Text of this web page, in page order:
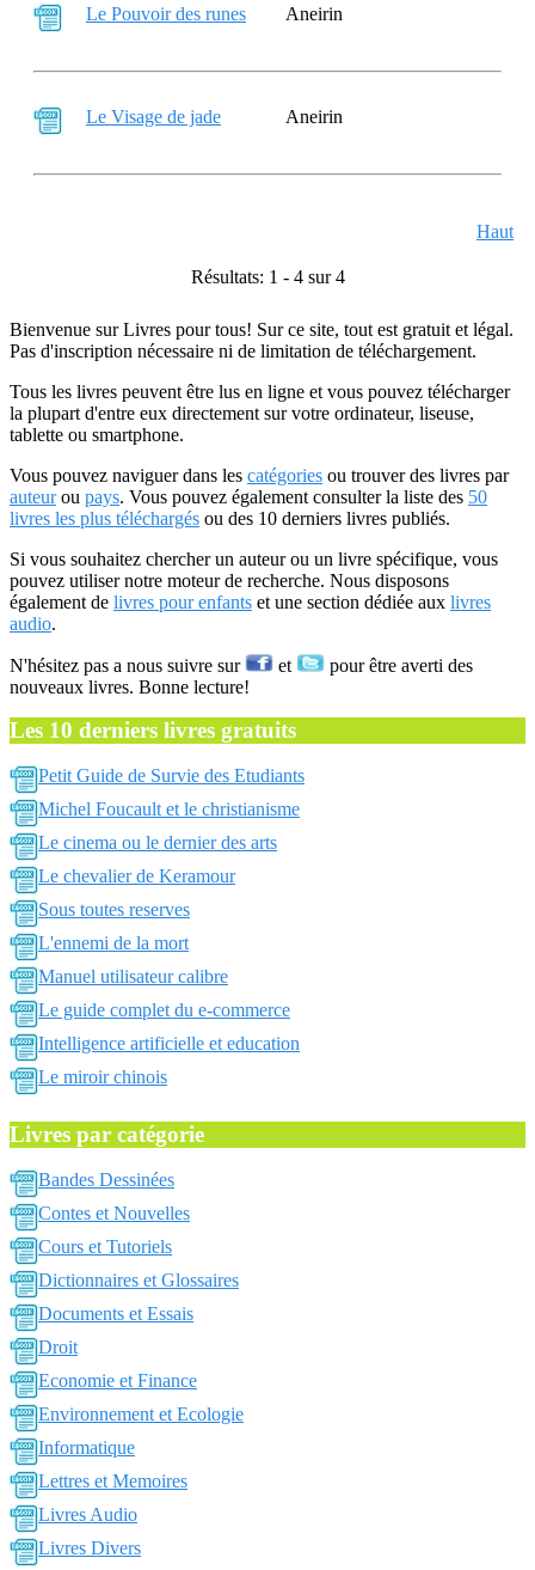
Le Pouvoir des runes Aneirin
Le Visage de jade Aneirin
Haut
Résultats: 1 - 4 sur 4
Bienvenue sur Livres pour tous! Sur ce site, tout est gratuit et légal.
Pas d'inscription nécessaire ni de limitation de téléchargement.
Tous les livres peuvent être lus en ligne et vous pouvez télécharger
la plupart d'entre eux directement sur votre ordinateur, liseuse,
tablette ou smartphone.
Vous pouvez naviguer dans les catégories ou trouver des livres par
auteurou pays. Vous pouvez également consulter la liste des 50
livres les plus téléchargés ou des 10 derniers livres publiés.
Si vous souhaitez chercher un auteur ou un livre spécifique, vous
pouvez utiliser notre moteur de recherche. Nous disposons
également de livres pour enfants et une section dédiée aux livres
audio.
N'hésitez pas a nous suivre sur et
pour être averti des
nouveaux livres. Bonne lecture!
Les 10 derniers livres gratuits
Petit Guide de Survie des Etudiants
Michel Foucault et le christianisme
Le cinema ou le dernier des arts
Le chevalier de Keramour
Sous toutes reserves
L'ennemi de la mort
Manuel utilisateur calibre
Le guide complet du e-commerce
Intelligence artificielle et education
Le miroir chinois
Livres par catégorie
Bandes Dessinées
Contes et Nouvelles
Cours et Tutoriels
Dictionnaires et Glossaires
Documents et Essais
Droit
Economie et Finance
Environnement et Ecologie
Informatique
Lettres et Memoires
Livres Audio
Livres Divers